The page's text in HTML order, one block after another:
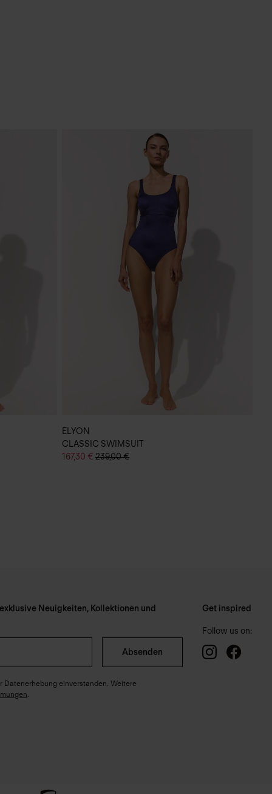
ELYON
CLASSIC SWIMSUIT
167,30 € 239,00 €
Neuigkeiten, Kollektionen und
Absenden
einverstanden. Weitere
.
Get inspired
Follow us on: